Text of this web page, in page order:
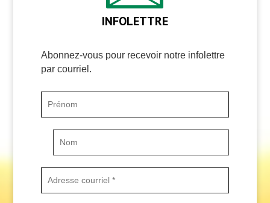
INFOLETTRE
Abonnez-vous pour recevoir notre infolettre
par courriel.